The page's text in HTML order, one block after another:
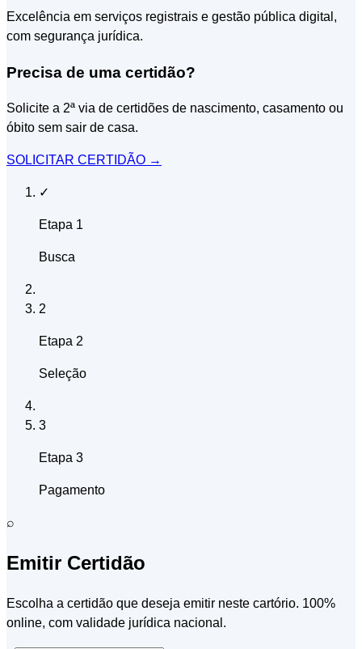
Excelência em serviços registrais e gestão pública digital,
com segurança jurídica.
Precisa de uma certidão?
Solicite a 2ª via de certidões de nascimento, casamento ou
óbito sem sair de casa.
SOLICITAR CERTIDÃO →
✓
Etapa 1
Busca
2
Etapa 2
Seleção
3
Etapa 3
Pagamento
⌕
Emitir Certidão
Escolha a certidão que deseja emitir neste cartório. 100%
online, com validade jurídica nacional.